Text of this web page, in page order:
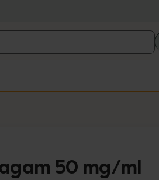
50 mg/ml